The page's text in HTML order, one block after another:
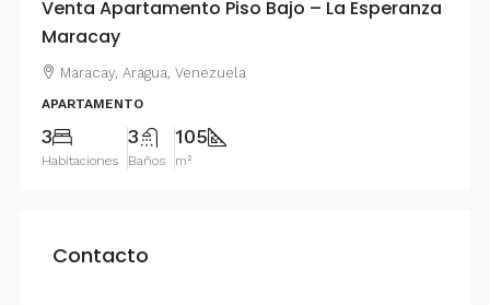
Venta Apartamento Piso Bajo – La Esperanza
Maracay
Maracay, Aragua, Venezuela
APARTAMENTO
3
Habitaciones
3
Baños
105
m²
Contacto